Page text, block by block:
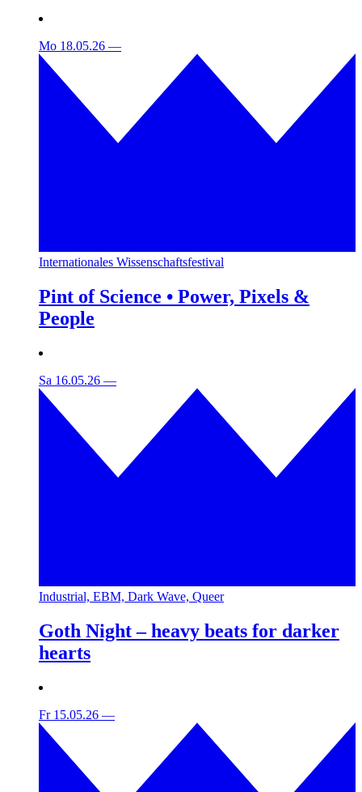
Mo 18.05.26 —
Internationales Wissenschaftsfestival
Pint of Science • Power, Pixels &
People
Sa 16.05.26 —
Industrial, EBM, Dark Wave, Queer
Goth Night – heavy beats for darker
hearts
Fr 15.05.26 —